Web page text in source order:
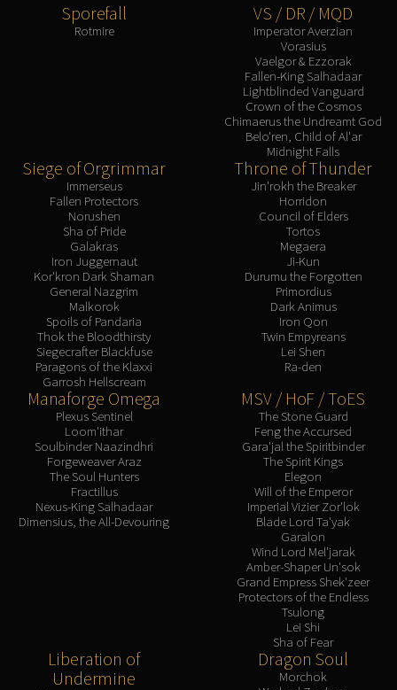
Sporefall
Rotmire
VS / DR / MQD
Imperator Averzian
Vorasius
Vaelgor & Ezzorak
Fallen-King Salhadaar
Lightblinded Vanguard
Crown of the Cosmos
Chimaerus the Undreamt God
Belo'ren, Child of Al'ar
Midnight Falls
Siege of Orgrimmar
Immerseus
Fallen Protectors
Norushen
Sha of Pride
Galakras
Iron Juggernaut
Kor'kron Dark Shaman
General Nazgrim
Malkorok
Spoils of Pandaria
Thok the Bloodthirsty
Siegecrafter Blackfuse
Paragons of the Klaxxi
Garrosh Hellscream
Throne of Thunder
Jin'rokh the Breaker
Horridon
Council of Elders
Tortos
Megaera
Ji-Kun
Durumu the Forgotten
Primordius
Dark Animus
Iron Qon
Twin Empyreans
Lei Shen
Ra-den
Manaforge Omega
Plexus Sentinel
Loom'ithar
Soulbinder Naazindhri
Forgeweaver Araz
The Soul Hunters
Fractillus
Nexus-King Salhadaar
Dimensius, the All-Devouring
MSV / HoF / ToES
The Stone Guard
Feng the Accursed
Gara'jal the Spiritbinder
The Spirit Kings
Elegon
Will of the Emperor
Imperial Vizier Zor'lok
Blade Lord Ta'yak
Garalon
Wind Lord Mel'jarak
Amber-Shaper Un'sok
Grand Empress Shek'zeer
Protectors of the Endless
Tsulong
Lei Shi
Sha of Fear
Liberation of
Undermine
Dragon Soul
Morchok